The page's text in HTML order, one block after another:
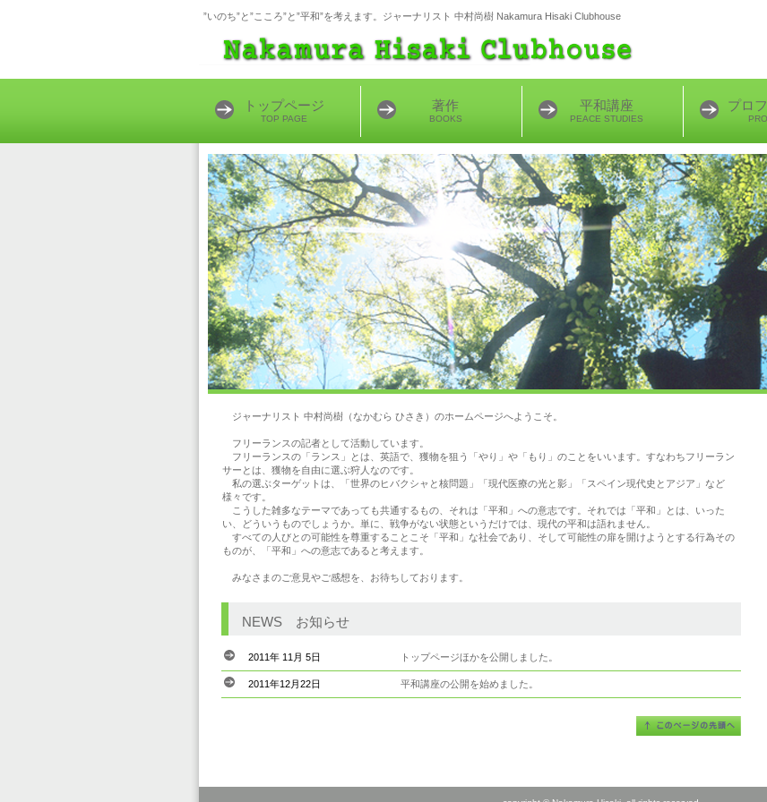
”いのち”と”こころ”と”平和”を考えます。ジャーナリスト 中村尚樹 Nakamura Hisaki Clubhouse
ジャーナリスト 中村尚樹（なかむら ひさき）のホームページへようこそ。
フリーランスの記者として活動しています。
フリーランスの「ランス」とは、英語で、獲物を狙う「やり」や「もり」のことをいいます。すなわちフリーラン
サーとは、獲物を自由に選ぶ狩人なのです。
私の選ぶターゲットは、「世界のヒバクシャと核問題」「現代医療の光と影」「スペイン現代史とアジア」など
様々です。
こうした雑多なテーマであっても共通するもの、それは「平和」への意志です。それでは「平和」とは、いった
い、どういうものでしょうか。単に、戦争がない状態というだけでは、現代の平和は語れません。
すべての人びとの可能性を尊重することこそ「平和」な社会であり、そして可能性の扉を開けようとする行為その
ものが、「平和」への意志であると考えます。
みなさまのご意見やご感想を、お待ちしております。
NEWS お知らせ
2011年 11月 5日 トップページほかを公開しました。
2011年12月22日 平和講座の公開を始めました。
トップページ
TOP PAGE
著作
BOOKS
平和講座
PEACE STUDIES
プロ